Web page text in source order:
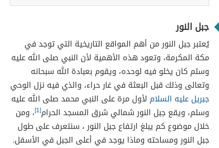
جبل النور
يُعتبر جبل النور من أهم المواقع التاريخية التي توجد في
مكة المكرمة، وتعود هذه الأهمية لأن النبي صلى الله عليه
وسلم كان يخلو فيه لوحده، ويقوم بعبادة الله سبحانه
وتعالى وذلك قبل البعثة في غار حراء، والذي فيه نزل الوحي
جبريل عليه السلام لأول مرة على النبي محمد صلى الله عليه
وسلم، ويقع جبل النور شمالي شرق المسجد الحرام[1] ، ومن
خلال موضوع كم يبلغ ارتفاع جبل النور ، سنتعرف على طول
جبل النور ومساحته وماذا يوجد في أعلى الجبل في الأسفل.